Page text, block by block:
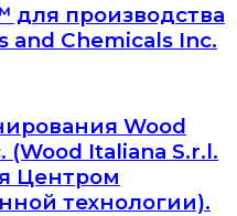
для производства
Chemicals Inc.
Wood
(Wood Italiana S.r.l.
Центром
технологии).